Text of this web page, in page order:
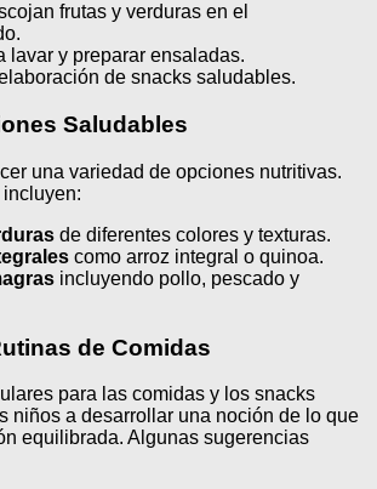
frutas y verduras en el
lavar y preparar ensaladas.
de snacks saludables.
Saludables
una variedad de opciones nutritivas.
de diferentes colores y texturas.
como arroz integral o quinoa.
incluyendo pollo, pescado y
de Comidas
para las comidas y los snacks
niños a desarrollar una noción de lo que
equilibrada. Algunas sugerencias